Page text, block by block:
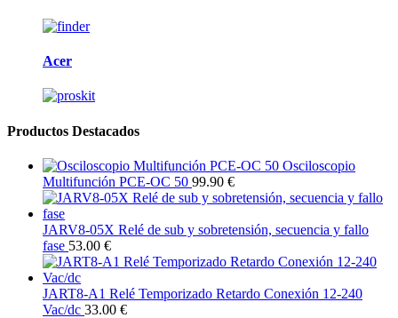
Acer
Productos Destacados
Osciloscopio
Multifunción PCE-OC 50 99.90 €
JARV8-05X Relé de sub y sobretensión, secuencia y fallo
fase 53.00 €
JART8-A1 Relé Temporizado Retardo Conexión 12-240
Vac/dc 33.00 €